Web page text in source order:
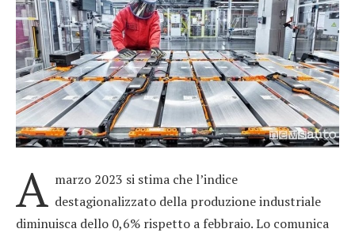
A marzo 2023 si stima che l’indice
destagionalizzato della produzione industriale
diminuisca dello 0,6% rispetto a febbraio. Lo comunica